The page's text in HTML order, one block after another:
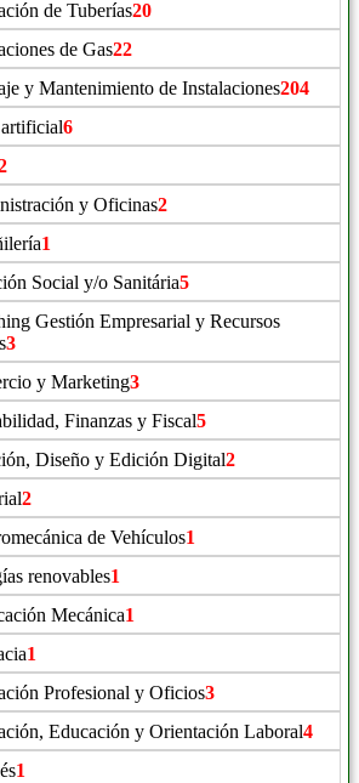
de Tuberías20
de Gas22
y Mantenimiento de Instalaciones204
6
y Oficinas2
1
Social y/o Sanitária5
Gestión Empresarial y Recursos
3
y Marketing3
Finanzas y Fiscal5
Diseño y Edición Digital2
2
de Vehículos1
renovables1
Mecánica1
1
Profesional y Oficios3
Educación y Orientación Laboral4
1